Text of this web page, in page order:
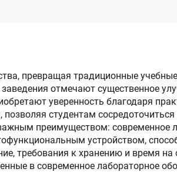
превращая традиционные
отмечают существенное
уверенность благодаря
студентам
преимуществом: современное
устройством,
требования к хранению и время на
в современное лабораторное